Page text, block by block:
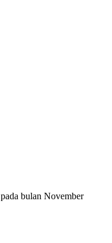
bulan November